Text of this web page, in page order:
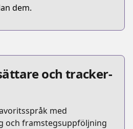
dem.
och tracker-
med
och framstegsuppföljning